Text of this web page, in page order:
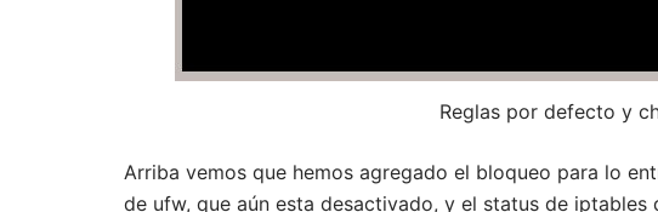
Reglas por defecto y
Arriba vemos que hemos agregado el bloqueo para lo
de ufw, que aún esta desactivado, y el status de